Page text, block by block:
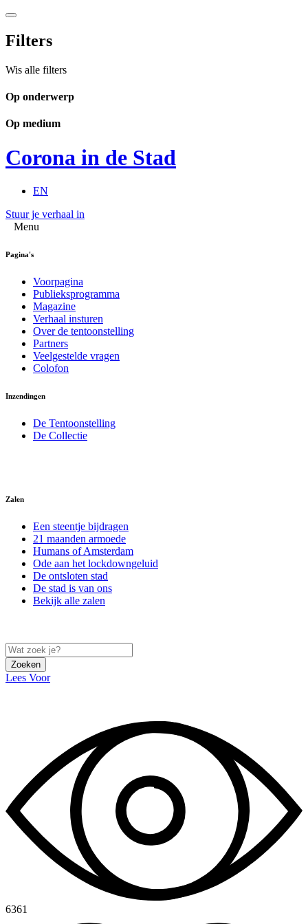
Filters
Wis alle filters
Op onderwerp
Op medium
Corona in de Stad
EN
Stuur je verhaal in
Menu
Pagina's
Voorpagina
Publieksprogramma
Magazine
Verhaal insturen
Over de tentoonstelling
Partners
Veelgestelde vragen
Colofon
Inzendingen
De Tentoonstelling
De Collectie
Zalen
Een steentje bijdragen
21 maanden armoede
Humans of Amsterdam
Ode aan het lockdowngeluid
De ontsloten stad
De stad is van ons
Bekijk alle zalen
Zoeken
Lees Voor
6361